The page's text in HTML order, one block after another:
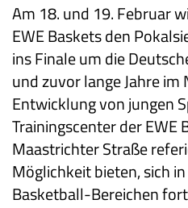
Am 18. und 19. Februar
EWE Baskets den
ins Finale um die
und zuvor lange Jahre
Entwicklung von jungen
Trainingscenter der EWE
Maastrichter Straße
Möglichkeit bieten, sich
Basketball-Bereichen